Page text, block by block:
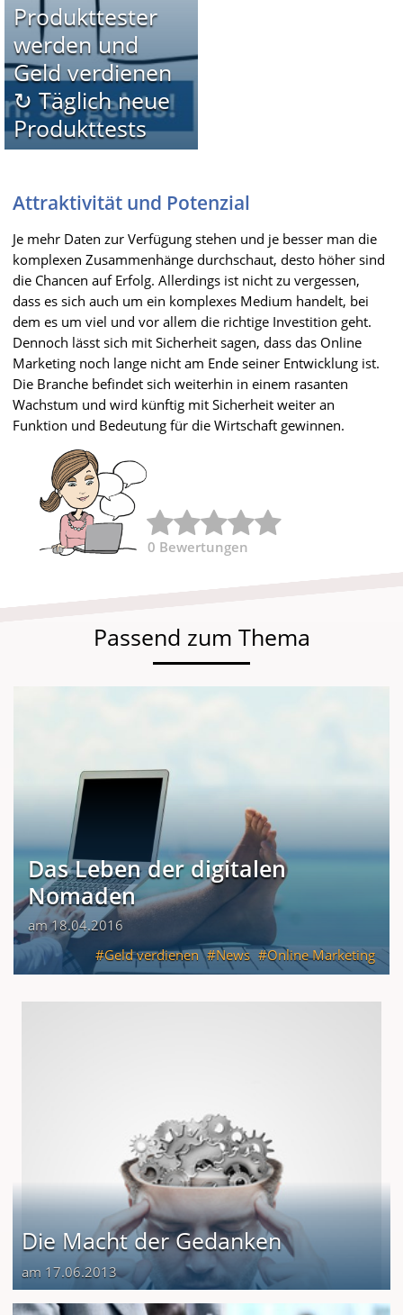
Produkttester
werden und
Geld verdienen
↻ Täglich neue
Produkttests
Attraktivität und Potenzial
Je mehr Daten zur Verfügung stehen und je besser man die
komplexen Zusammenhänge durchschaut, desto höher sind
die Chancen auf Erfolg. Allerdings ist nicht zu vergessen,
dass es sich auch um ein komplexes Medium handelt, bei
dem es um viel und vor allem die richtige Investition geht.
Dennoch lässt sich mit Sicherheit sagen, dass das Online
Marketing noch lange nicht am Ende seiner Entwicklung ist.
Die Branche befindet sich weiterhin in einem rasanten
Wachstum und wird künftig mit Sicherheit weiter an
Funktion und Bedeutung für die Wirtschaft gewinnen.
0 Bewertungen
Passend zum Thema
Das Leben der digitalen
Nomaden
am 18.04.2016
Geld verdienen
News Online Marketing
Die Macht der Gedanken
am 17.06.2013